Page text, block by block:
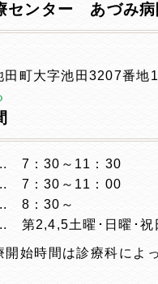
センター あづみ病
田町大字池田3207番地1
7：30～11：30
7：30～11：00
8：30～
第2,4,5土曜･日曜･祝
始時間は診療科によ